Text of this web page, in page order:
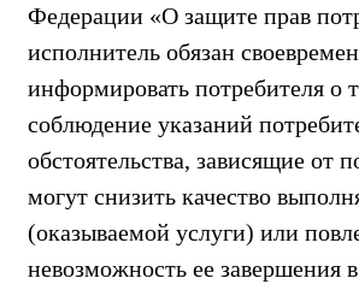
Федерации «О защите прав
исполнитель обязан
информировать потребителя о
соблюдение указаний
обстоятельства, зависящие от
могут снизить качество
(оказываемой услуги) или
невозможность ее завершения